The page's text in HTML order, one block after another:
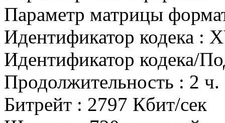
Параметр матрицы
Идентификатор кодека :
Идентификатор кодека/
Продолжительность : 2
Битрейт : 2797 Кбит/сек